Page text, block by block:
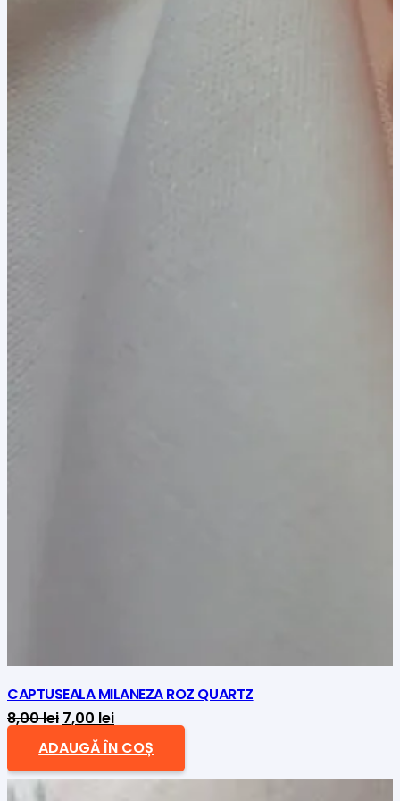
CAPTUSEALA MILANEZA ROZ QUARTZ
8,00lei Prețul
inițial
a
7,00 leiPrețul
curent
este:
ADAUGĂ ÎN COȘ